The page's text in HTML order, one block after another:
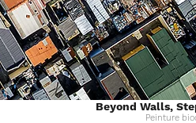
Beyond Walls,
Peinture